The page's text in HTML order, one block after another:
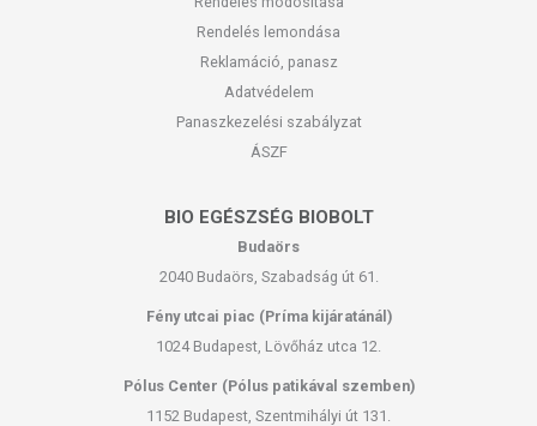
Rendelés lemondása
Reklamáció, panasz
Adatvédelem
Panaszkezelési szabályzat
ÁSZF
BIO EGÉSZSÉG BIOBOLT
Budaörs
2040 Budaörs, Szabadság út 61.
Fény utcai piac (Príma kijáratánál)
1024 Budapest, Lövőház utca 12.
Pólus Center (Pólus patikával szemben)
1152 Budapest, Szentmihályi út 131.